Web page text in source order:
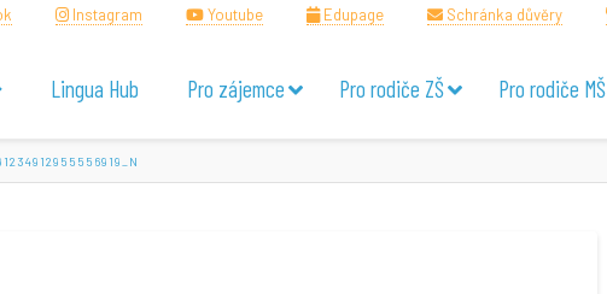
Instagram Youtube Edupage Schránka důvěry
Lingua Hub Pro zájemce Pro rodiče ZŠ Pro rodiče MŠ